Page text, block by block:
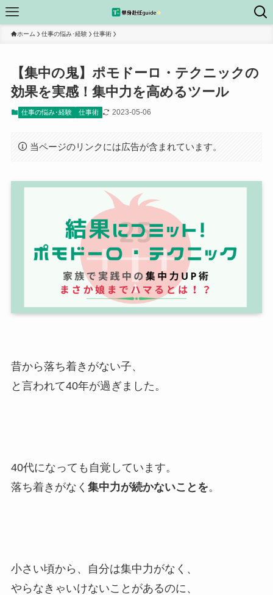
ホーム 仕事の悩み･経験 仕事術
【集中の鬼】ポモドーロ・テクニックの
効果を実感！集中力を高めるツール
仕事の悩み･経験 仕事術 2023-05-06
当ページのリンクには広告が含まれています。
昔から落ち着きがない子、
と言われて40年が過ぎました。
40代になっても自覚しています。
落ち着きがなく 集中力が続かないことを。
小さい頃から、自分は集中力がなく、
やらなきゃいけないことがあるのに、